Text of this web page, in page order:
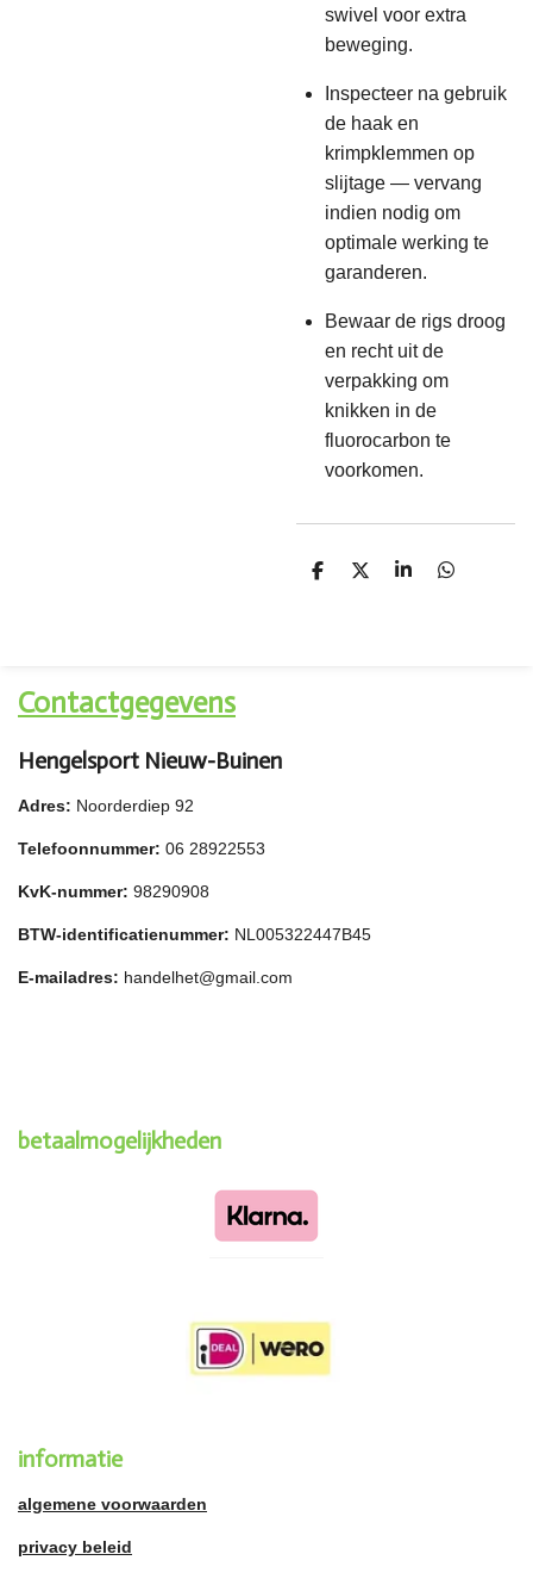
swivel voor extra
beweging.
Inspecteer na gebruik
de haak en
krimpklemmen op
slijtage — vervang
indien nodig om
optimale werking te
garanderen.
Bewaar de rigs droog
en recht uit de
verpakking om
knikken in de
fluorocarbon te
voorkomen.
D
D
S
D
Contactgegevens
Hengelsport Nieuw-Buinen
Adres: Noorderdiep 92
Telefoonnummer: 06 28922553
KvK-nummer: 98290908
BTW-identificatienummer: NL005322447B45
E-mailadres: handelhet@gmail.com
betaalmogelijkheden
informatie
algemene voorwaarden
privacy beleid